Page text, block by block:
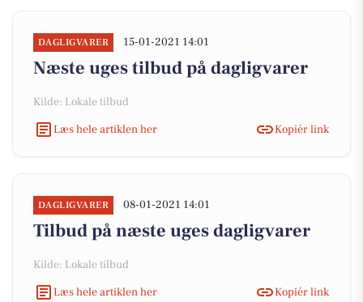
DAGLIGVARER 15-01-2021 14:01
Næste uges tilbud på dagligvarer
Kilde: Lokale tilbud
Læs hele artiklen her
Kopiér link
DAGLIGVARER 08-01-2021 14:01
Tilbud på næste uges dagligvarer
Kilde: Lokale tilbud
Læs hele artiklen her
Kopiér link